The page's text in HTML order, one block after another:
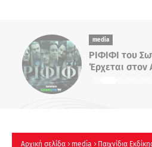
media
ΡΙΦΙΦΙ του
Έρχεται στον
Αρχική σελίδα media
Παιχνίδια